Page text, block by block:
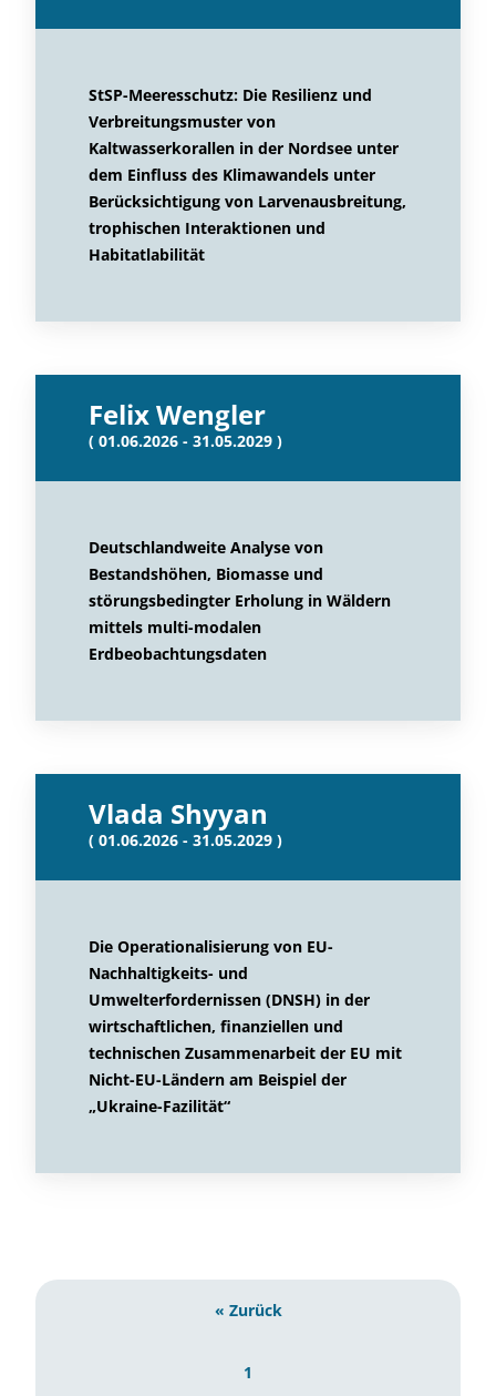
StSP-Meeresschutz: Die Resilienz und
Verbreitungsmuster von
Kaltwasserkorallen in der Nordsee unter
dem Einfluss des Klimawandels unter
Berücksichtigung von Larvenausbreitung,
trophischen Interaktionen und
Habitatlabilität
Felix Wengler
( 01.06.2026 - 31.05.2029 )
Deutschlandweite Analyse von
Bestandshöhen, Biomasse und
störungsbedingter Erholung in Wäldern
mittels multi-modalen
Erdbeobachtungsdaten
Vlada Shyyan
( 01.06.2026 - 31.05.2029 )
Die Operationalisierung von EU-
Nachhaltigkeits- und
Umwelterfordernissen (DNSH) in der
wirtschaftlichen, finanziellen und
technischen Zusammenarbeit der EU mit
Nicht-EU-Ländern am Beispiel der
„Ukraine-Fazilität“
« Zurück
1